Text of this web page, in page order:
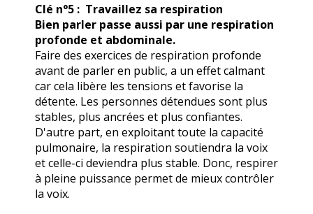
Clé n°5 : Travaillez sa respiration
Bien parler passe aussi par une respiration
profonde et abdominale.
Faire des exercices de respiration profonde
avant de parler en public, a un effet calmant
car cela libère les tensions et favorise la
détente. Les personnes détendues sont plus
stables, plus ancrées et plus confiantes.
D'autre part, en exploitant toute la capacité
pulmonaire, la respiration soutiendra la voix
et celle-ci deviendra plus stable. Donc, respirer
à pleine puissance permet de mieux contrôler
la voix.